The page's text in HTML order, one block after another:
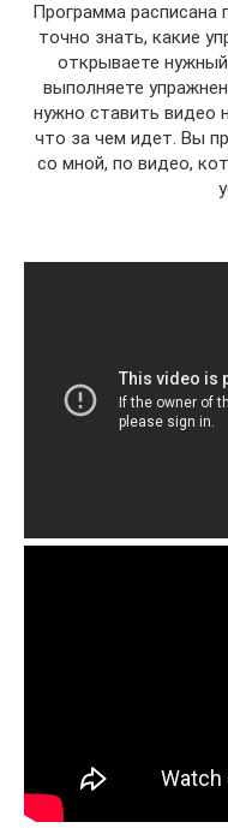
Программа
точно знать, какие
открываете
выполняете
нужно ставить видео
что за чем идет. Вы
со мной, по видео,